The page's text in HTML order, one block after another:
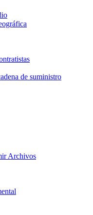
de suministro
Archivos